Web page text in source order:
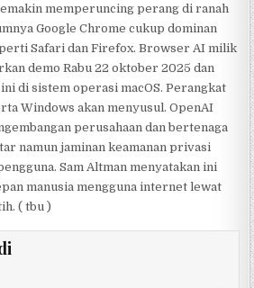
memperuncing perang di ranah
Google Chrome cukup dominan
Safari dan Firefox. Browser AI milik
demo Rabu 22 oktober 2025 dan
di sistem operasi macOS. Perangkat
Windows akan menyusul. OpenAI
perusahaan dan bertenaga
namun jaminan keamanan privasi
Sam Altman menyatakan ini
manusia mengguna internet lewat
( tbu )